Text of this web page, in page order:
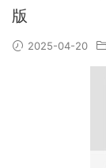
版
2025-04-20